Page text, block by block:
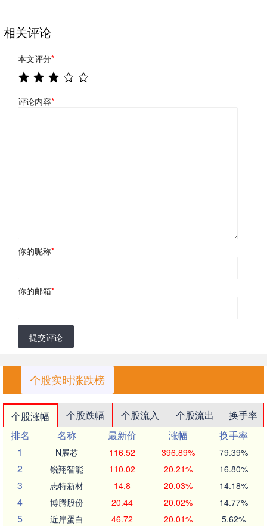
相关评论
本文评分*
评论内容*
你的昵称*
你的邮箱*
提交评论
个股实时涨跌榜
个股涨幅 个股跌幅 个股流入 个股流出
换手率
排名
名称 最新价 涨幅
换手率
1
N展芯 116.52 396.89% 79.39%
2 锐翔智能 110.02 20.21% 16.80%
3 志特新材 14.8 20.03% 14.18%
4 博腾股份 20.44 20.02% 14.77%
5 近岸蛋白 46.72 20.01% 5.62%